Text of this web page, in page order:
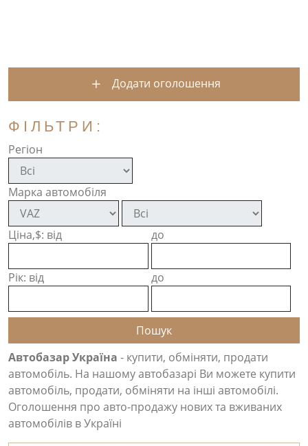
Додати оголошення
ФІЛЬТРИ:
Регіон
Марка автомобіля
Ціна,$: від до
Рік: від до
Автобазар Україна - купити, обміняти, продати
автомобіль. На нашому автобазарі Ви можете купити
автомобіль, продати, обміняти на інші автомобілі.
Оголошення про авто-продажу нових та вживаних
автомобілів в Україні